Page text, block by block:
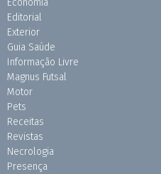
Editorial
Exterior
Guia Saúde
Informação Livre
Magnus Futsal
Motor
Pets
Receitas
Revistas
Necrologia
Presença